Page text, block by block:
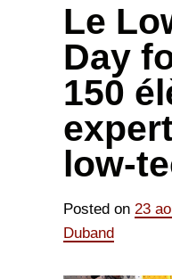
Le
Day
150
low-
Posted on 23
Duband